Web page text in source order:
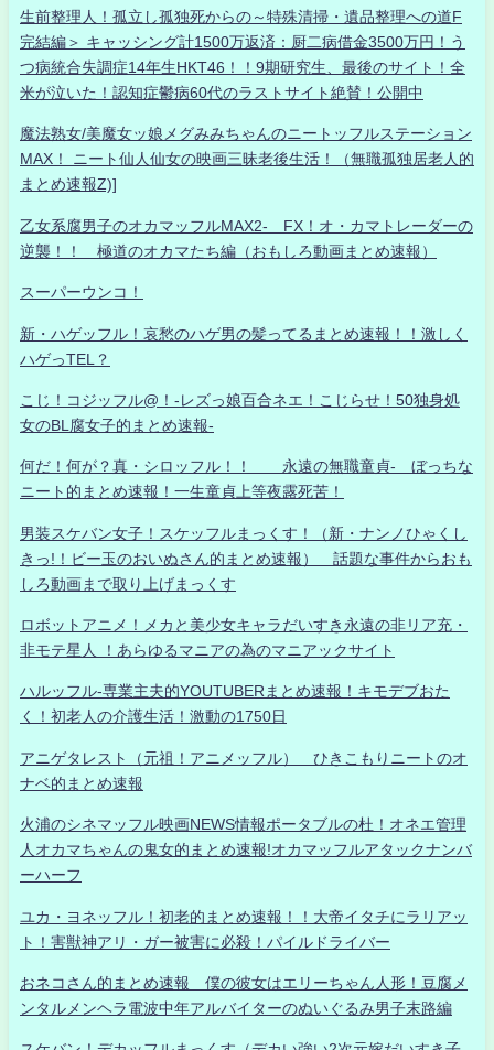
生前整理人！孤立し孤独死からの～特殊清掃・遺品整理への道F
完結編＞ キャッシング計1500万返済：厨二病借金3500万円！う
つ病統合失調症14年生HKT46！！9期研究生、最後のサイト！全
米が泣いた！認知症鬱病60代のラストサイト絶賛！公開中
魔法熟女/美魔女ッ娘メグみみちゃんのニートッフルステーション
MAX！ ニート仙人仙女の映画三昧老後生活！（無職孤独居老人的
まとめ速報Z)]
乙女系腐男子のオカマッフルMAX2- FX！オ・カマトレーダーの
逆襲！！ 極道のオカマたち編（おもしろ動画まとめ速報）
スーパーウンコ！
新・ハゲッフル！哀愁のハゲ男の髪ってるまとめ速報！！激しく
ハゲっTEL？
こじ！コジッフル@！-レズっ娘百合ネエ！こじらせ！50独身処
女のBL腐女子的まとめ速報-
何だ！何が？真・シロッフル！！ 永遠の無職童貞- ぼっちな
ニート的まとめ速報！一生童貞上等夜露死苦！
男装スケバン女子！スケッフルまっくす！（新・ナンノひゃくし
きっ!！ビー玉のおいぬさん的まとめ速報） 話題な事件からおも
しろ動画まで取り上げまっくす
ロボットアニメ！メカと美少女キャラだいすき永遠の非リア充・
非モテ星人 ！あらゆるマニアの為のマニアックサイト
ハルッフル-専業主夫的YOUTUBERまとめ速報！キモデブおた
く！初老人の介護生活！激動の1750日
アニゲタレスト（元祖！アニメッフル） ひきこもりニートのオ
ナベ的まとめ速報
火浦のシネマッフル映画NEWS情報ポータブルの杜！オネエ管理
人オカマちゃんの鬼女的まとめ速報!オカマッフルアタックナンバ
ーハーフ
ユカ・ヨネッフル！初老的まとめ速報！！大帝イタチにラリアッ
ト！害獣神アリ・ガー被害に必殺！パイルドライバー
おネコさん的まとめ速報 僕の彼女はエリーちゃん人形！豆腐メ
ンタルメンヘラ電波中年アルバイターのぬいぐるみ男子末路編